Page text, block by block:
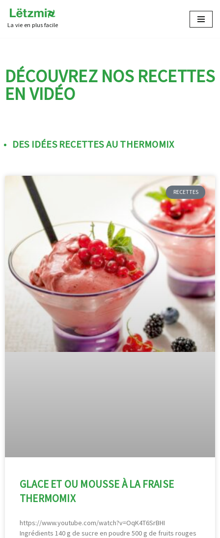
Aller
La vie en plus facile
DÉCOUVREZ NOS RECETTES
EN VIDÉO
DES IDÉES RECETTES AU THERMOMIX
RECETTES
GLACE ET OU MOUSSE À LA FRAISE
THERMOMIX
https://www.youtube.com/watch?v=OqK4T6SrBHI
Ingrédients 140 g de sucre en poudre 500 g de fruits rouges